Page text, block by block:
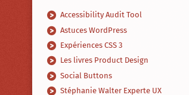
Accessibility Audit Tool
Astuces WordPress
Expériences CSS 3
Les livres Product Design
Social Buttons
Stéphanie Walter Experte UX